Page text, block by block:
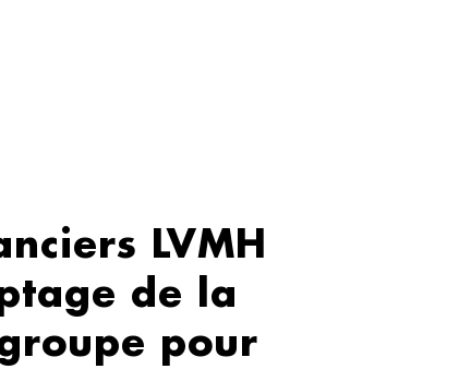
LVMH
de la
pour